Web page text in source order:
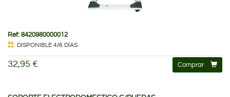
Ref: 8420980000012
DISPONIBLE 4/6 DÍAS
32,95 € Comprar